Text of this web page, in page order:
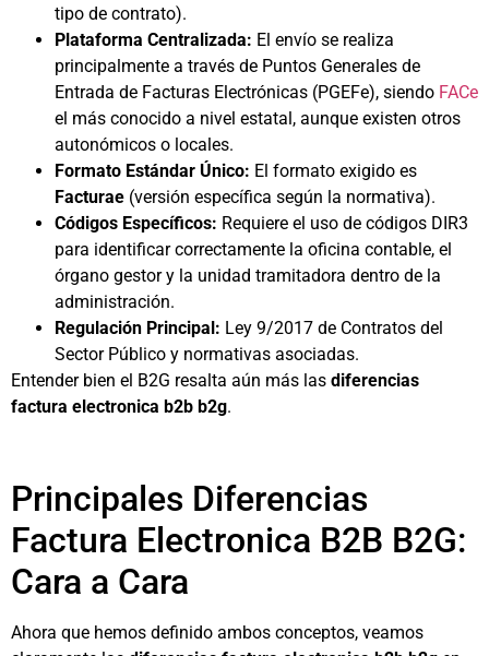
tipo de contrato).
Plataforma Centralizada: El envío se realiza
principalmente a través de Puntos Generales de
Entrada de Facturas Electrónicas (PGEFe), siendo FACe
el más conocido a nivel estatal, aunque existen otros
autonómicos o locales.
Formato Estándar Único: El formato exigido es
Facturae (versión específica según la normativa).
Códigos Específicos: Requiere el uso de códigos DIR3
para identificar correctamente la oficina contable, el
órgano gestor y la unidad tramitadora dentro de la
administración.
Regulación Principal: Ley 9/2017 de Contratos del
Sector Público y normativas asociadas.
Entender bien el B2G resalta aún más las diferencias
factura electronica b2b b2g.
Principales Diferencias
Factura Electronica B2B B2G:
Cara a Cara
Ahora que hemos definido ambos conceptos, veamos